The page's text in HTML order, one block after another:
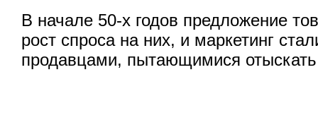
В начале 50-х годов предложение
рост спроса на них, и маркетинг
продавцами, пытающимися отыскать